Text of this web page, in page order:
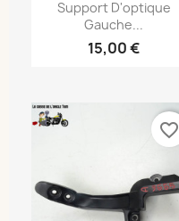
Support D'optique
Gauche...
15,00 €
favorite_border